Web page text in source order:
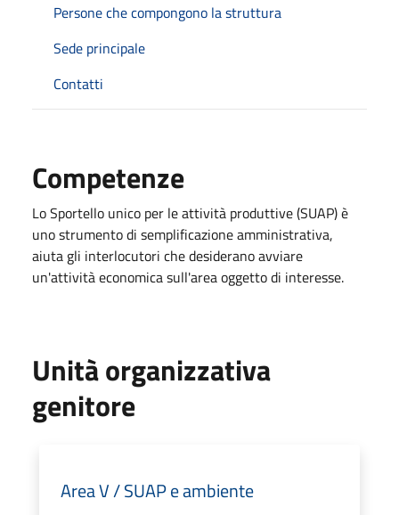
Persone che compongono la struttura
Sede principale
Contatti
Competenze
Lo Sportello unico per le attività produttive (SUAP) è
uno strumento di semplificazione amministrativa,
aiuta gli interlocutori che desiderano avviare
un'attività economica sull'area oggetto di interesse.
Unità organizzativa
genitore
Area V / SUAP e ambiente